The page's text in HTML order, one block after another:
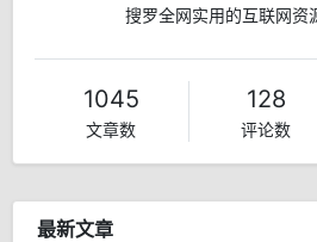
搜罗全网实用的互联网资
1045
文章数
128
评论数
最新文章